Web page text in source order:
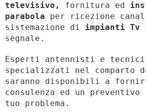
televisivo, fornitura ed
parabola per ricezione
sistemazione di impianti Tv
segnale.
Esperti antennisti e tecnici
specializzati nel comparto
saranno disponibili a
consulenza ed un
tuo problema.